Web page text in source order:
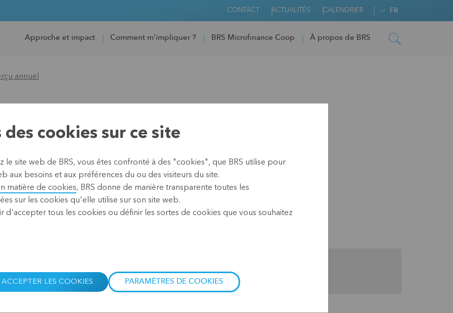
CONTACT ACTUALITÉS CALENDRIER FR
Approche et impact Comment m’impliquer ? BRS Microfinance Coop À propos de BRS
annuel
aperçu annuel
vient de s’écouler fut
plus que les mots,
avec nous !
pas accepté ces cookies.
pouvez modifier les paramètres en bas de la page.
des cookies sur ce site
le site web de BRS, vous êtes confronté à des "cookies", que BRS utilise pour
aux besoins et aux préférences du ou des visiteurs du site.
matière de cookies, BRS donne de manière transparente toutes les
sur les cookies qu'elle utilise sur son site web.
d'accepter tous les cookies ou définir les sortes de cookies que vous souhaitez
ACCEPTER LES COOKIES PARAMÈTRES DE COOKIES